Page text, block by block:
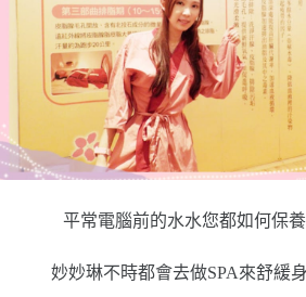
平常電腦前的水水您都如何保
妙妙琳不時都會去做SPA來舒緩